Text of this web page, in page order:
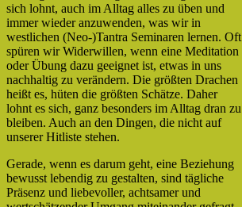
sich lohnt, auch im Alltag alles zu üben und
immer wieder anzuwenden, was wir in
westlichen (Neo-)Tantra Seminaren lernen. Oft
spüren wir Widerwillen, wenn eine Meditation
oder Übung dazu geeignet ist, etwas in uns
nachhaltig zu verändern. Die größten Drachen
heißt es, hüten die größten Schätze. Daher
lohnt es sich, ganz besonders im Alltag dran zu
bleiben. Auch an den Dingen, die nicht auf
unserer Hitliste stehen.
Gerade, wenn es darum geht, eine Beziehung
bewusst lebendig zu gestalten, sind tägliche
Präsenz und liebevoller, achtsamer und